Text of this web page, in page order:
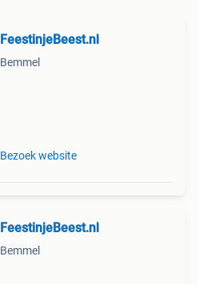
FeestinjeBeest.nl
Bemmel
Bezoek website
FeestinjeBeest.nl
Bemmel